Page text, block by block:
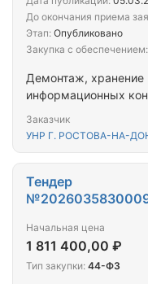
Демонтаж,
информационных
Заказчик
УНР Г. РОСТОВА-НА-
До окончания приема
Этап: Опубликовано
Закупка с обеспечением:
Тендер
Начальная цена
1 811 400,00 ₽
Тип закупки: 44-ФЗ